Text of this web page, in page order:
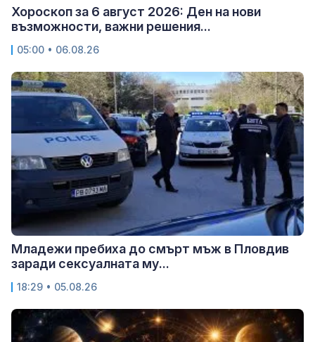
Хороскоп за 6 август 2026: Ден на нови
възможности, важни решения...
05:00 • 06.08.26
Младежи пребиха до смърт мъж в Пловдив
заради сексуалната му...
18:29 • 05.08.26